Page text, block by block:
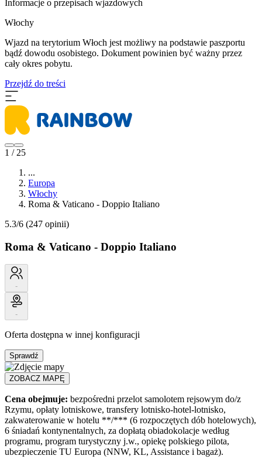
Informacje o przepisach wjazdowych
Włochy
Wjazd na terytorium Włoch jest możliwy na podstawie paszportu
bądź dowodu osobistego. Dokument powinien być ważny przez
cały okres pobytu.
Przejdź do treści
1 / 25
...
Europa
Włochy
Roma & Vaticano - Doppio Italiano
5.3/6 (247 opinii)
Roma & Vaticano - Doppio Italiano
-
-
Oferta dostępna w innej konfiguracji
Sprawdź
ZOBACZ MAPĘ
Cena obejmuje: bezpośredni przelot samolotem rejsowym do/z
Rzymu, opłaty lotniskowe, transfery lotnisko-hotel-lotnisko,
zakwaterowanie w hotelu **/*** (6 rozpoczętych dób hotelowych),
6 śniadań kontynentalnych, za dopłatą obiadokolacje według
programu, program turystyczny j.w., opiekę polskiego pilota,
ubezpieczenie TU Europa (NNW, KL, Assistance i bagaż).